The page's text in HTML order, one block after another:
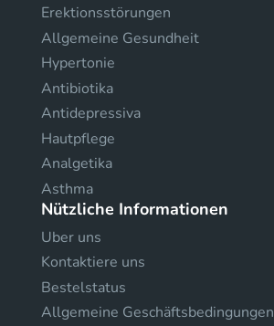
Erektionsstörungen
Allgemeine Gesundheit
Hypertonie
Antibiotika
Antidepressiva
Hautpflege
Analgetika
Asthma
Nützliche Informationen
Uber uns
Kontaktiere uns
Bestelstatus
Allgemeine Geschäftsbedingungen